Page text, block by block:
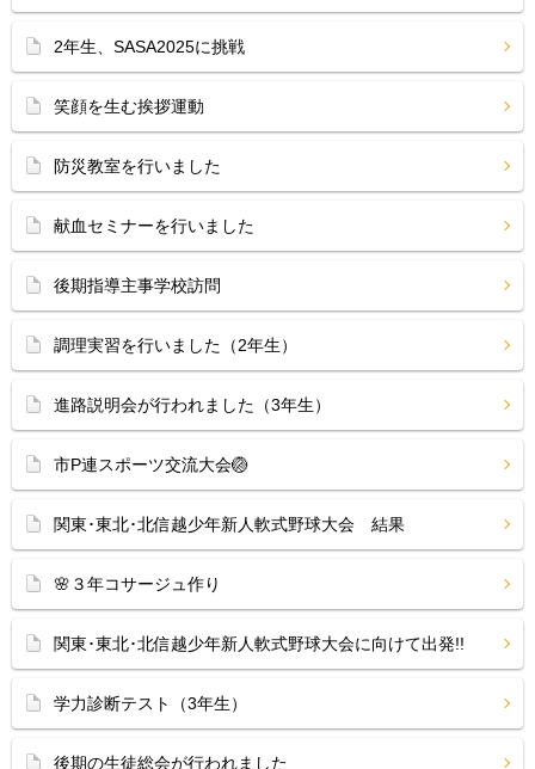
2年生、SASA2025に挑戦
笑顔を生む挨拶運動
防災教室を行いました
献血セミナーを行いました
後期指導主事学校訪問
調理実習を行いました（2年生）
進路説明会が行われました（3年生）
市P連スポーツ交流大会🏐
関東･東北･北信越少年新人軟式野球大会 結果
🌸３年コサージュ作り
関東･東北･北信越少年新人軟式野球大会に向けて出発!!
学力診断テスト（3年生）
後期の生徒総会が行われました